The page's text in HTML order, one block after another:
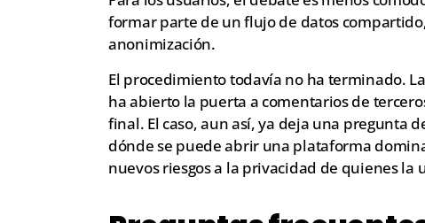
formar parte de un flujo de datos
anonimización.
El procedimiento todavía no ha terminado.
ha abierto la puerta a comentarios de
final. El caso, aun así, ya deja una pregunta
dónde se puede abrir una plataforma
nuevos riesgos a la privacidad de quienes la